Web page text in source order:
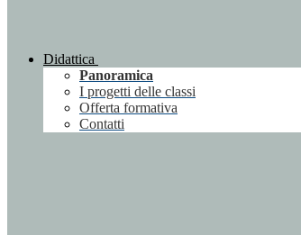
Didattica
Panoramica
I progetti delle classi
Offerta formativa
Contatti